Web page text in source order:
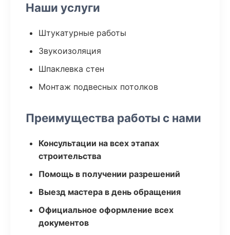
Наши услуги
Штукатурные работы
Звукоизоляция
Шпаклевка стен
Монтаж подвесных потолков
Преимущества работы с нами
Консультации на всех этапах
строительства
Помощь в получении разрешений
Выезд мастера в день обращения
Официальное оформление всех
документов